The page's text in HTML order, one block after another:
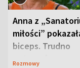
Anna z
miłości”
biceps. Trudno
uwierzyć, co
Rozmowy